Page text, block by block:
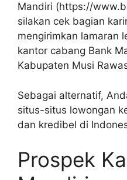
Mandiri (https://
silakan cek bagian
mengirimkan lamaran
kantor cabang Bank
Kabupaten Musi
Sebagai alternatif,
situs-situs lowongan
dan kredibel di
Prospek